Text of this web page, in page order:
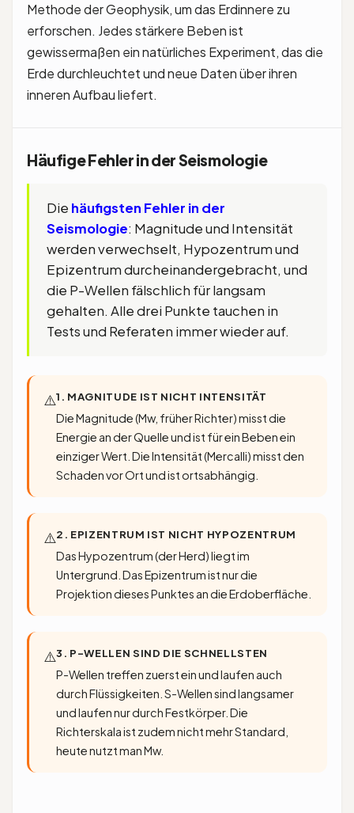
Methode der Geophysik, um das Erdinnere zu
erforschen. Jedes stärkere Beben ist
gewissermaßen ein natürliches Experiment, das die
Erde durchleuchtet und neue Daten über ihren
inneren Aufbau liefert.
Häufige Fehler in der Seismologie
Die häufigsten Fehler in der
Seismologie: Magnitude und Intensität
werden verwechselt, Hypozentrum und
Epizentrum durcheinandergebracht, und
die P-Wellen fälschlich für langsam
gehalten. Alle drei Punkte tauchen in
Tests und Referaten immer wieder auf.
⚠️1. MAGNITUDE IST NICHT INTENSITÄT
Die Magnitude (Mw, früher Richter) misst die
Energie an der Quelle und ist für ein Beben ein
einziger Wert. Die Intensität (Mercalli) misst den
Schaden vor Ort und ist ortsabhängig.
⚠️2. EPIZENTRUM IST NICHT HYPOZENTRUM
Das Hypozentrum (der Herd) liegt im
Untergrund. Das Epizentrum ist nur die
Projektion dieses Punktes an die Erdoberfläche.
⚠️3. P-WELLEN SIND DIE SCHNELLSTEN
P-Wellen treffen zuerst ein und laufen auch
durch Flüssigkeiten. S-Wellen sind langsamer
und laufen nur durch Festkörper. Die
Richterskala ist zudem nicht mehr Standard,
heute nutzt man Mw.